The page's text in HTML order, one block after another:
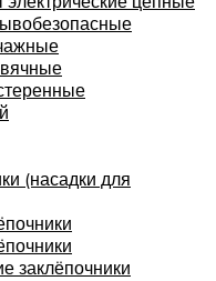
(насадки для
заклёпочники